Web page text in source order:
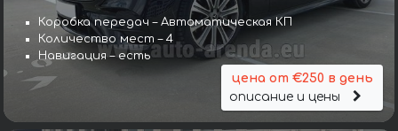
Коробка передач – Автоматическая КП
Количество мест – 4
Навигация – есть
цена от €250 в день
описание и цены